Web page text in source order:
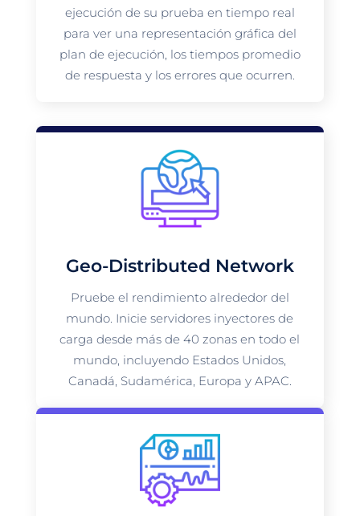
ejecución de su prueba en tiempo real
para ver una representación gráfica del
plan de ejecución, los tiempos promedio
de respuesta y los errores que ocurren.
Geo-Distributed Network
Pruebe el rendimiento alrededor del
mundo. Inicie servidores inyectores de
carga desde más de 40 zonas en todo el
mundo, incluyendo Estados Unidos,
Canadá, Sudamérica, Europa y APAC.